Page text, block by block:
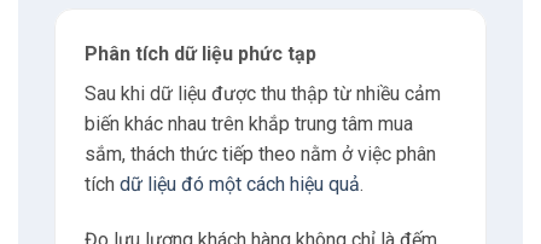
Phân tích dữ liệu phức tạp
Sau khi dữ liệu được thu thập từ nhiều cảm
biến khác nhau trên khắp trung tâm mua
sắm, thách thức tiếp theo nằm ở việc phân
tích dữ liệu đó một cách hiệu quả.